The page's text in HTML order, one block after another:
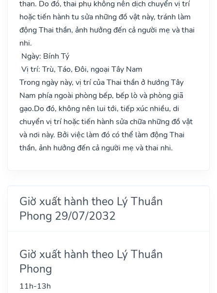
than. Do đó, thai phụ không nên dịch chuyển vị trí
hoặc tiến hành tu sửa những đồ vật này, tránh làm
động Thai thần, ảnh hưởng đến cả người mẹ và thai
nhi.
Ngày: Bính Tý
Vị trí: Trù, Táo, Đôi, ngoại Tây Nam
Trong ngày này, vị trí của Thai thần ở hướng Tây
Nam phía ngoài phòng bếp, bếp lò và phòng giã
gạo.Do đó, không nên lui tới, tiếp xúc nhiều, di
chuyển vị trí hoặc tiến hành sửa chữa những đồ vật
và nơi này. Bởi việc làm đó có thể làm động Thai
thần, ảnh hưởng đến cả người mẹ và thai nhi.
Giờ xuất hành theo Lý Thuần
Phong 29/07/2032
Giờ xuất hành theo Lý Thuần
Phong
11h-13h